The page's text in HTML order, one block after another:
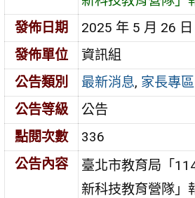
發佈日期
2025 年 5 月 26 日
發佈單位
資訊組
公告類別
最新消息, 家長專區
公告等級
公告
點閱次數
336
公告內容
臺北市教育局「
新科技教育營隊」